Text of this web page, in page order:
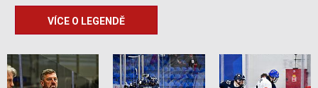
VÍCE O LEGENDĚ